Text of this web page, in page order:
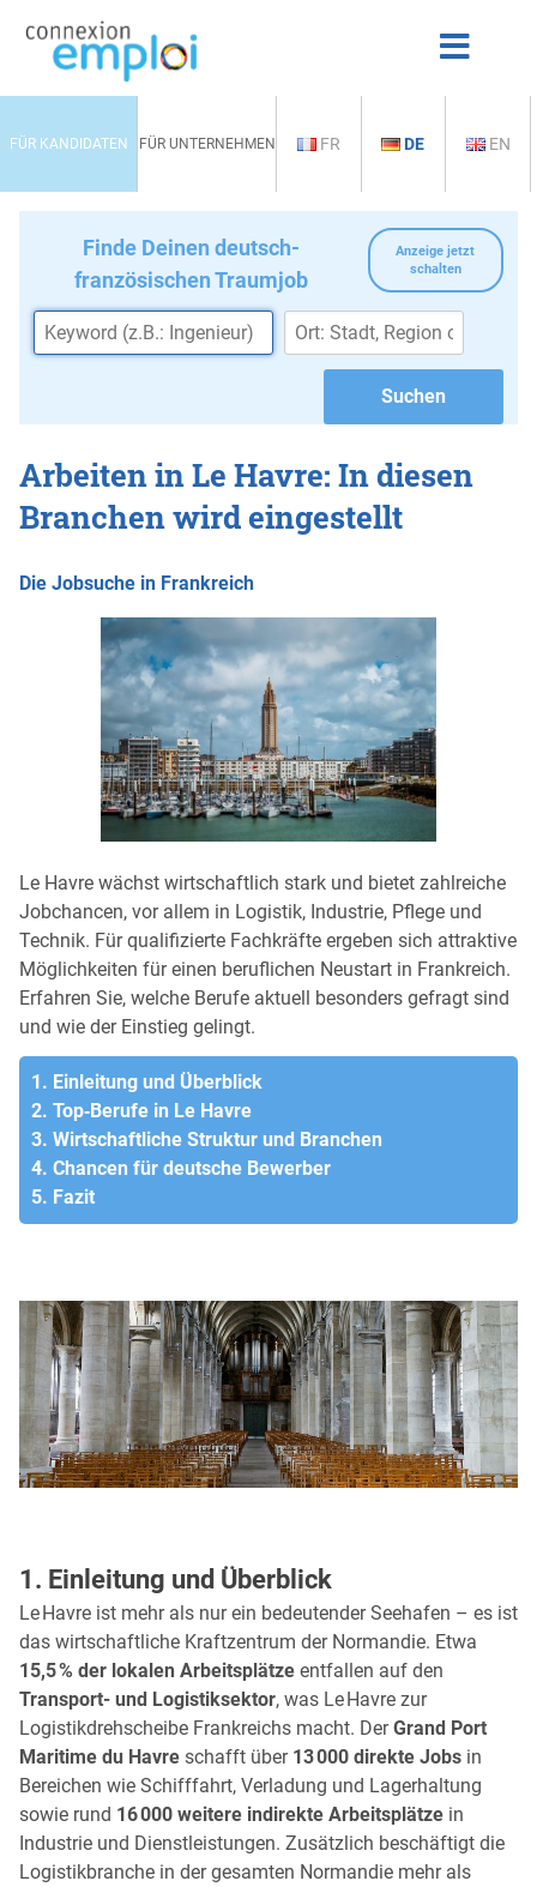
FÜR KANDIDATEN FÜR UNTERNEHMEN FR DE EN
Anzeige jetzt
schalten
Finde Deinen deutsch-
französischen Traumjob
Arbeiten in Le Havre: In diesen
Branchen wird eingestellt
Die Jobsuche in Frankreich
Le Havre wächst wirtschaftlich stark und bietet zahlreiche
Jobchancen, vor allem in Logistik, Industrie, Pflege und
Technik. Für qualifizierte Fachkräfte ergeben sich attraktive
Möglichkeiten für einen beruflichen Neustart in Frankreich.
Erfahren Sie, welche Berufe aktuell besonders gefragt sind
und wie der Einstieg gelingt.
1. Einleitung und Überblick
2. Top‑Berufe in Le Havre
3. Wirtschaftliche Struktur und Branchen
4. Chancen für deutsche Bewerber
5. Fazit
1. Einleitung und Überblick
Le Havre ist mehr als nur ein bedeutender Seehafen – es ist
das wirtschaftliche Kraftzentrum der Normandie. Etwa
15,5 % der lokalen Arbeitsplätze entfallen auf den
Transport- und Logistiksektor, was Le Havre zur
Logistikdrehscheibe Frankreichs macht. DerGrand Port
Maritime du Havre schafft über 13 000 direkte Jobs in
Bereichen wie Schifffahrt, Verladung und Lagerhaltung
sowie rund 16 000 weitere indirekte Arbeitsplätze in
Industrie und Dienstleistungen. Zusätzlich beschäftigt die
Logistikbranche in der gesamten Normandie mehr als